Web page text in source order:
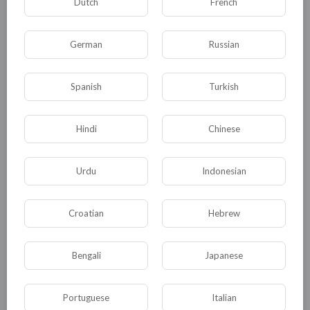
уничтожен, а вместе с ним вы, ваши дети, тд.
должно быть дело до Вас?..
Однако, вернёмся к нашим баранам: как не
остановить, а хотя бы замедлить рост
населения Земли, кроме убивания людей,
конечно?
Вариант №1. В рамках ООН выработать
обязательный для обсуждения народами.
После согласований в рамках мирового
сообщества и внесения дополнений, на
Генеральной Ассамблее ООН принять
Генеральный Формуляр обязательный для
исполнения всеми. Страна не подписавшая
German Russian
Spanish Turkish
Hindi Chinese
Urdu Indonesian
Croatian Hebrew
Bengali Japanese
Portuguese Italian